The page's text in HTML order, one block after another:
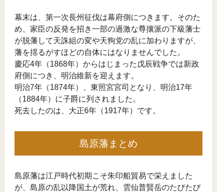
幕末は、第一次長州征伐は幕府側につきます。そのた
め、家臣の反発を招き一部の過激な尊攘派の下級藩士
が脱藩して天誅組の変や天狗党の乱に加わりますが、
藩を揺るがすほどの自体にはなりませんでした。
慶応4年（1868年）からはじまった戊辰戦争では新政
府側につき、明治維新を迎えます。
明治7年（1874年）、東照宮宮司となり、明治17年
（1884年）に子爵に列されました。
死去したのは、大正6年（1917年）です。
島原藩まとめ
島原藩は江戸時代初期こそ朱印船貿易で栄えました
が、島原の乱以降国土が荒れ、雲仙普賢岳のたびたび